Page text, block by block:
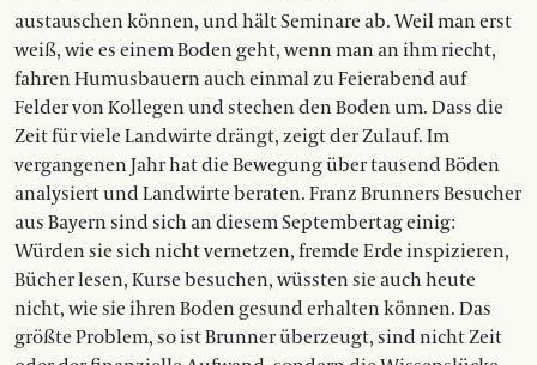
austauschen können, und hält Seminare ab. Weil man erst
weiß, wie es einem Boden geht, wenn man an ihm riecht,
fahren Humusbauern auch einmal zu Feierabend auf
Felder von Kollegen und stechen den Boden um. Dass die
Zeit für viele Landwirte drängt, zeigt der Zulauf. Im
vergangenen Jahr hat die Bewegung über tausend Böden
analysiert und Landwirte beraten. Franz Brunners Besucher
aus Bayern sind sich an diesem Septembertag einig:
Würden sie sich nicht vernetzen, fremde Erde inspizieren,
Bücher lesen, Kurse besuchen, wüssten sie auch heute
nicht, wie sie ihren Boden gesund erhalten können. Das
größte Problem, so ist Brunner überzeugt, sind nicht Zeit